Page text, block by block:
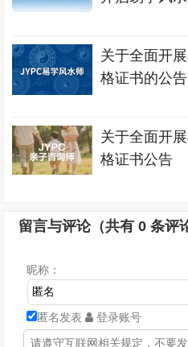
关于全面开
格证书的公告
关于全面开
格证书公告
留言与评论（共有0 条评
昵称：
匿名发表 登录账号